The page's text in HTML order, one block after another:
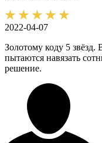
2022-04-07
Золотому коду 5
пытаются навязать
решение.